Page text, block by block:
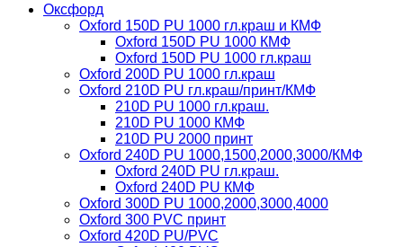
Оксфорд
Oxford 150D PU 1000 гл.краш и КМФ
Oxford 150D PU 1000 КМФ
Oxford 150D PU 1000 гл.краш
Oxford 200D PU 1000 гл.краш
Oxford 210D PU гл.краш/принт/КМФ
210D PU 1000 гл.краш.
210D PU 1000 КМФ
210D PU 2000 принт
Oxford 240D PU 1000,1500,2000,3000/КМФ
Oxford 240D PU гл.краш.
Oxford 240D PU КМФ
Oxford 300D PU 1000,2000,3000,4000
Oxford 300 PVC принт
Oxford 420D PU/PVC